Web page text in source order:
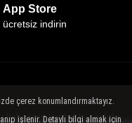
App Store
ücretsiz indirin
her hakkı saklıdır.
çerez konumlandırmaktayız.
işlenir. Detaylı bilgi almak için